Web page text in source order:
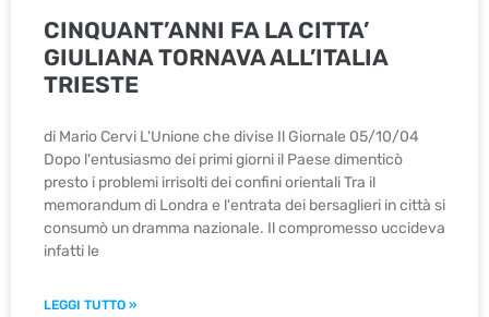
CINQUANT’ANNI FA LA CITTA’
GIULIANA TORNAVA ALL’ITALIA
TRIESTE
di Mario Cervi L'Unione che divise Il Giornale 05/10/04
Dopo l'entusiasmo dei primi giorni il Paese dimenticò
presto i problemi irrisolti dei confini orientali Tra il
memorandum di Londra e l'entrata dei bersaglieri in città si
consumò un dramma nazionale. Il compromesso uccideva
infatti le
LEGGI TUTTO »